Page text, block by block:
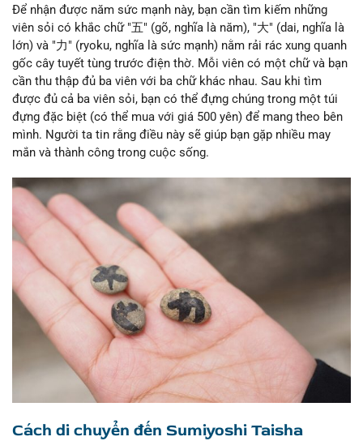
Để nhận được năm sức mạnh này, bạn cần tìm kiếm những
viên sỏi có khắc chữ "五" (gõ, nghĩa là năm), "大" (dai, nghĩa là
lớn) và "力" (ryoku, nghĩa là sức mạnh) nằm rải rác xung quanh
gốc cây tuyết tùng trước điện thờ. Mỗi viên có một chữ và bạn
cần thu thập đủ ba viên với ba chữ khác nhau. Sau khi tìm
được đủ cả ba viên sỏi, bạn có thể đựng chúng trong một túi
đựng đặc biệt (có thể mua với giá 500 yên) để mang theo bên
mình. Người ta tin rằng điều này sẽ giúp bạn gặp nhiều may
mắn và thành công trong cuộc sống.
Cách di chuyển đến Sumiyoshi Taisha